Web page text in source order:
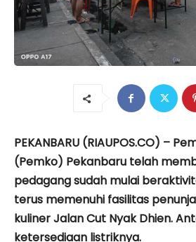
PEKANBARU (RIAUPOS.CO) –
(Pemko) Pekanbaru telah
pedagang sudah mulai
terus memenuhi fasilitas
kuliner Jalan Cut Nyak Dhien.
ketersediaan listriknya.